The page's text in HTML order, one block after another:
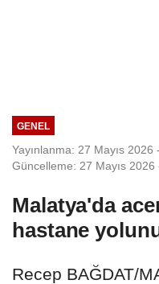
GENEL
Yayınlanma: 27 Mayıs 2026
Güncelleme: 27 Mayıs 2026
Malatya'da
hastane
Recep BAĞDAT/